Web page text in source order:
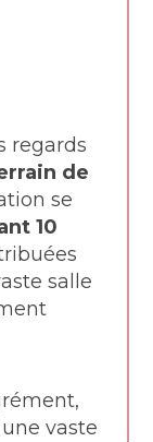
regards
de
se
10
salle
vaste